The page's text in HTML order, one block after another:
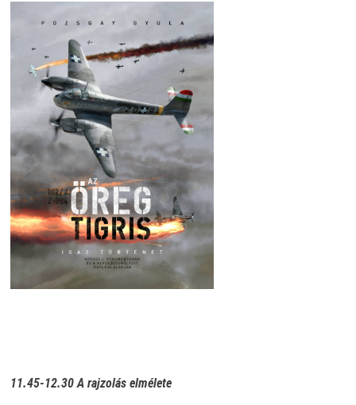
11.45-12.30 A rajzolás elmélete